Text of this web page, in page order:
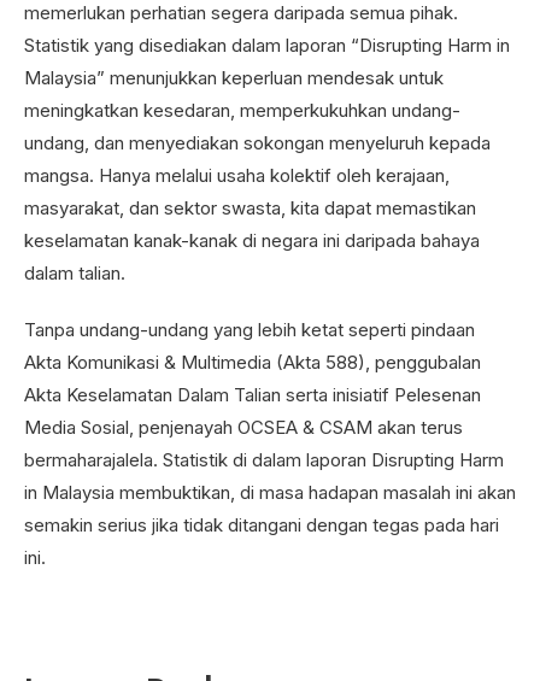
memerlukan perhatian segera daripada semua pihak.
Statistik yang disediakan dalam laporan “Disrupting Harm in
Malaysia” menunjukkan keperluan mendesak untuk
meningkatkan kesedaran, memperkukuhkan undang-
undang, dan menyediakan sokongan menyeluruh kepada
mangsa. Hanya melalui usaha kolektif oleh kerajaan,
masyarakat, dan sektor swasta, kita dapat memastikan
keselamatan kanak-kanak di negara ini daripada bahaya
dalam talian.
Tanpa undang-undang yang lebih ketat seperti pindaan
Akta Komunikasi & Multimedia (Akta 588), penggubalan
Akta Keselamatan Dalam Talian serta inisiatif Pelesenan
Media Sosial, penjenayah OCSEA & CSAM akan terus
bermaharajalela. Statistik di dalam laporan Disrupting Harm
in Malaysia membuktikan, di masa hadapan masalah ini akan
semakin serius jika tidak ditangani dengan tegas pada hari
ini.